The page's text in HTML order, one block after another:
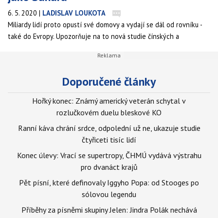
6. 5. 2020 | LADISLAV LOUKOTA
Miliardy lidí proto opustí své domovy a vydají se dál od rovníku -
také do Evropy. Upozorňuje na to nová studie čínských a
Doporučené články
Hořký konec: Známý americký veterán schytal v
rozlučkovém duelu bleskové KO
Ranní káva chrání srdce, odpolední už ne, ukazuje studie
čtyřiceti tisíc lidí
Konec úlevy: Vrací se supertropy, ČHMÚ vydává výstrahu
pro dvanáct krajů
Pět písní, které definovaly Iggyho Popa: od Stooges po
sólovou legendu
Příběhy za písněmi skupiny Jelen: Jindra Polák nechává